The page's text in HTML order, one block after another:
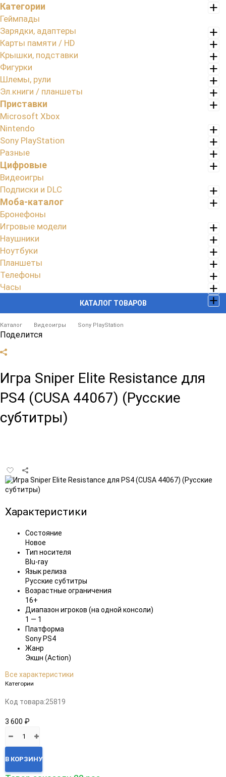
КАТАЛОГ ТОВАРОВ
Категории
Геймпады
Зарядки, адаптеры
Карты памяти / HD
Крышки, подставки
Фигурки
Шлемы, рули
Эл.книги / планшеты
Приставки
Microsoft Xbox
Nintendo
Sony PlayStation
Разные
Цифровые
Видеоигры
Подписки и DLC
Моба-каталог
Бронефоны
Игровые модели
Наушники
Ноутбуки
Планшеты
Телефоны
Часы
Каталог Видеоигры Sony PlayStation
Поделится
Игра Sniper Elite Resistance для
PS4 (CUSA 44067) (Русские
субтитры)
Добавить
в
избранное
Характеристики
Состояние
Новое
Тип носителя
Blu-ray
Язык релиза
Русские субтитры
Возрастные ограничения
16+
Диапазон игроков (на одной консоли)
1 — 1
Платформа
Sony PS4
Жанр
Экшн (Action)
Все характеристики
Категории
Код товара:25819
3 600 ₽
В КОРЗИНУ